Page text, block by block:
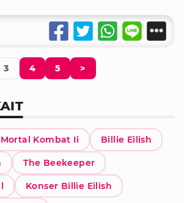
3 4 5 >
Mortal Kombat Ii Billie Eilish
The Beekeeper
Konser Billie Eilish